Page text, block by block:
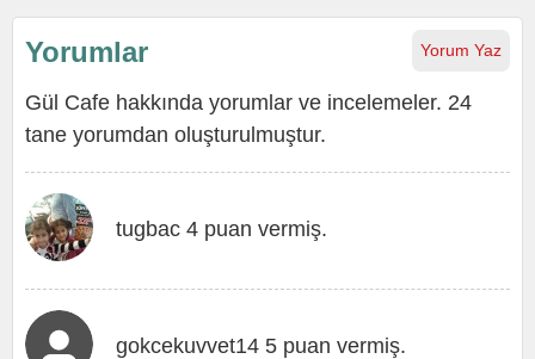
Yorum Yaz
Yorumlar
Gül Cafe hakkında yorumlar ve incelemeler. 24
tane yorumdan oluşturulmuştur.
tugbac 4 puan vermiş.
gokcekuvvet14 5 puan vermiş.